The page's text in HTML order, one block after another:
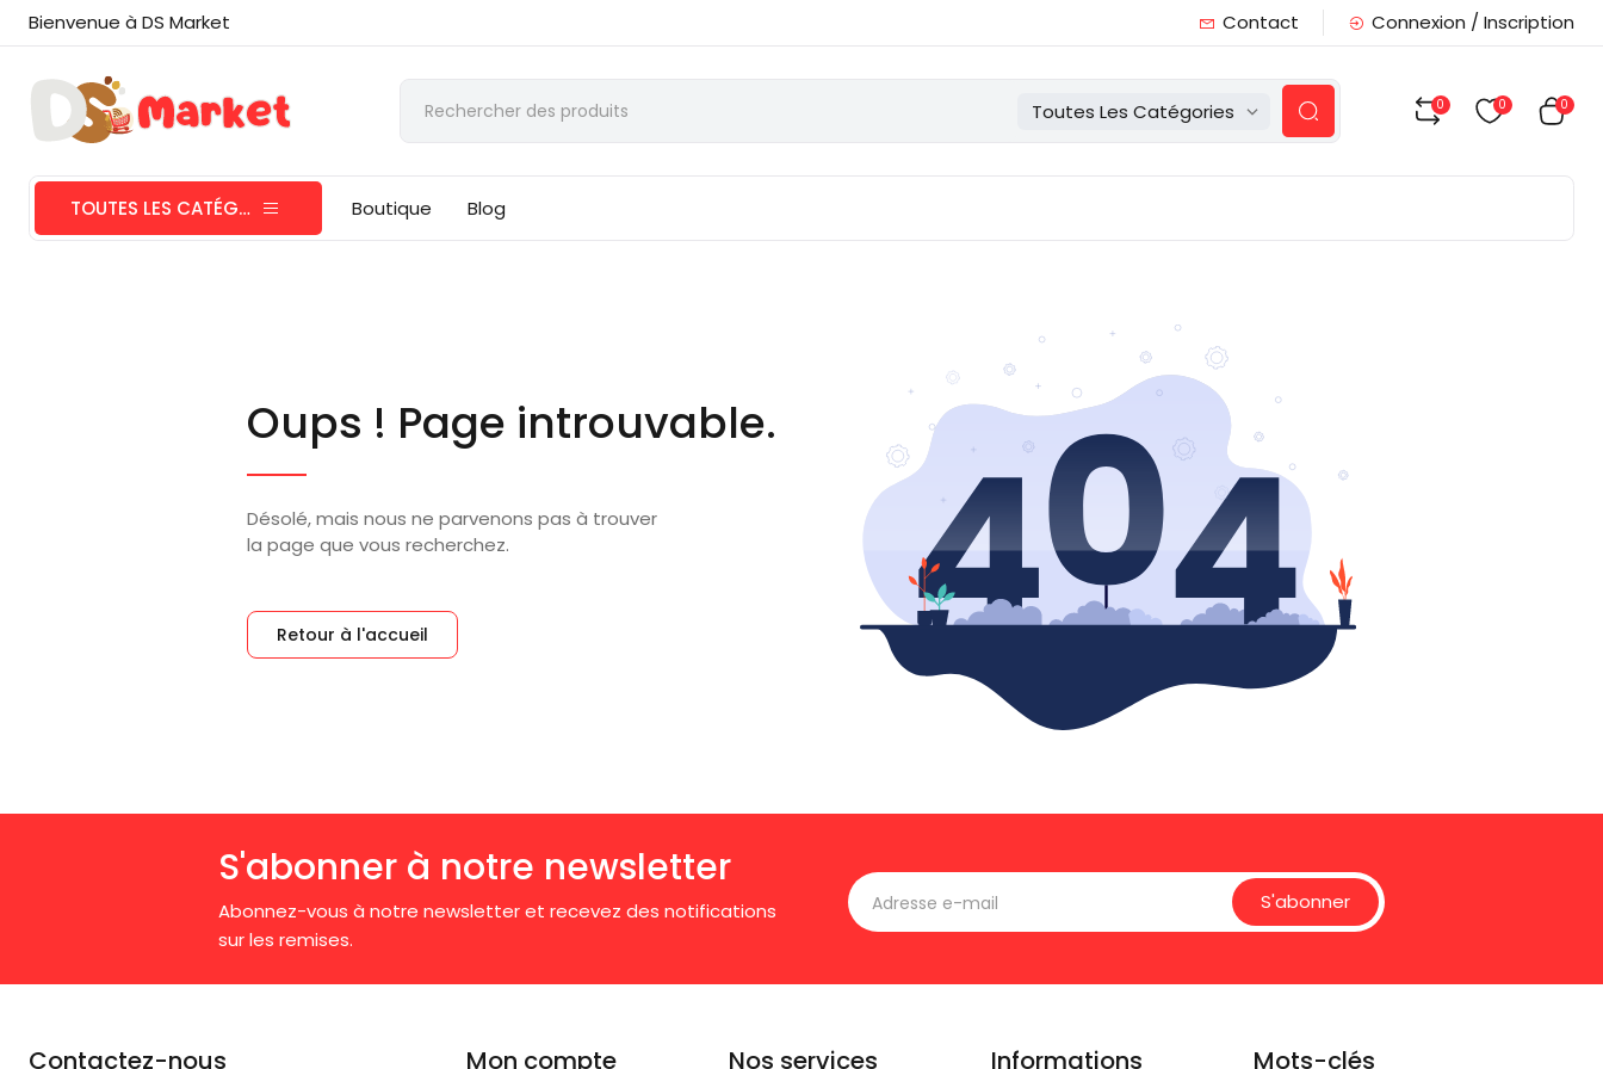
Bienvenue à DS Market Contact Connexion / Inscription
Toutes Les Catégories 0 0 0
TOUTES LES CATÉGORIES Boutique Blog
Oups ! Page introuvable.
Désolé, mais nous ne parvenons pas à trouver
la page que vous recherchez.
Retour à l'accueil
S'abonner à notre newsletter
Abonnez-vous à notre newsletter et recevez des notifications
sur les remises.
S'abonner
Contactez-nous Mon compte Nos services Informations Mots-clés